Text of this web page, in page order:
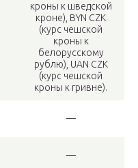
кроны к шведской
кроне), BYN CZK
(курс чешской
кроны к
белорусскому
рублю), UAN CZK
(курс чешской
кроны к гривне).
—
—